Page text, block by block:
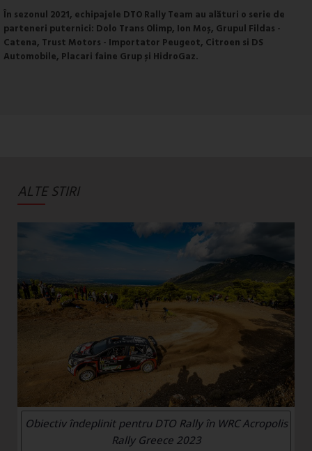
În sezonul 2021, echipajele DTO Rally Team au alături o serie de
parteneri puternici: Dolo Trans Olimp, Ion Moș, Grupul Fildas -
Catena, Trust Motors - Importator Peugeot, Citroen si DS
Automobile, Placari faine Grup și HidroGaz.
ALTE STIRI
Obiectiv îndeplinit pentru DTO Rally în WRC Acropolis
Rally Greece 2023